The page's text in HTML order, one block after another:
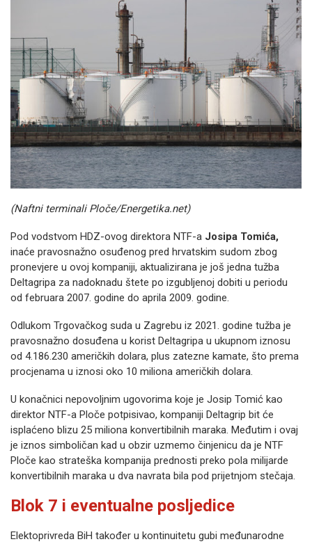
(Naftni terminali Ploče/Energetika.net)
Pod vodstvom HDZ-ovog direktora NTF-a Josipa Tomića,
inaće pravosnažno osuđenog pred hrvatskim sudom zbog
pronevjere u ovoj kompaniji, aktualizirana je još jedna tužba
Deltagripa za nadoknadu štete po izgubljenoj dobiti u periodu
od februara 2007. godine do aprila 2009. godine.
Odlukom Trgovačkog suda u Zagrebu iz 2021. godine tužba je
pravosnažno dosuđena u korist Deltagripa u ukupnom iznosu
od 4.186.230 američkih dolara, plus zatezne kamate, što prema
procjenama u iznosi oko 10 miliona američkih dolara.
U konačnici nepovoljnim ugovorima koje je Josip Tomić kao
direktor NTF-a Ploče potpisivao, kompaniji Deltagrip bit će
isplaćeno blizu 25 miliona konvertibilnih maraka. Međutim i ovaj
je iznos simboličan kad u obzir uzmemo činjenicu da je NTF
Ploče kao strateška kompanija prednosti preko pola milijarde
konvertibilnih maraka u dva navrata bila pod prijetnjom stečaja.
Blok 7 i eventualne posljedice
Elektoprivreda BiH također u kontinuitetu gubi međunarodne